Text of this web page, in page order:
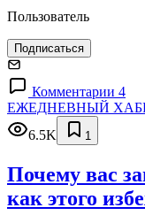
Пользователь
Подписаться
Комментарии 4
ЕЖЕДНЕВНЫЙ ХАБР
6.5K
1
Почему вас
как этого